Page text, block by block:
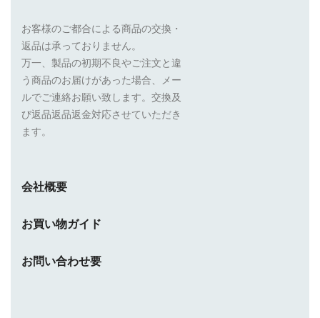
お客様のご都合による商品の交換・
返品は承っておりません。
万一、製品の初期不良やご注文と違
う商品のお届けがあった場合、メー
ルでご連絡お願い致します。交換及
び返品返品返金対応させていただき
ます。
会社概要
お買い物ガイド
お問い合わせ要